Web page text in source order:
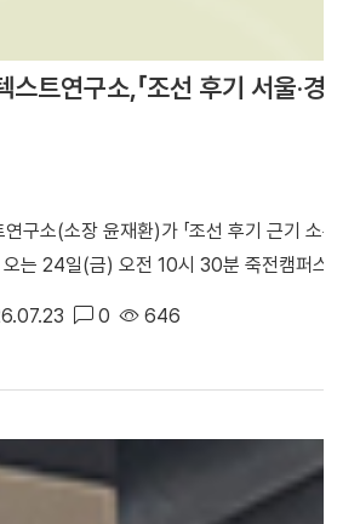
트연구소,「조선 후기 서울·경
구소(소장 윤재환)가 「조선 후기 근기 소론
오는 24일(금) 오전 10시 30분 죽전캠퍼스
와 문학론」을 발표·토론한다. △유진희 연구
의 시문학」을 발표·토론한다. 2부 세션에서
작된다. 이어 △유명석 연구교수(단국대)와 송
0 646